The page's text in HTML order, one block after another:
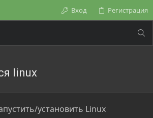
Вход Регистрация
linux
установить Linux